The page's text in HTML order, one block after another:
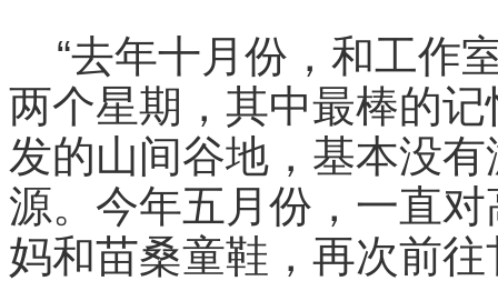
“去年十月份，和工作
两个星期，其中最棒的
发的山间谷地，基本没
源。今年五月份，一直
妈和苗桑童鞋，再次前往